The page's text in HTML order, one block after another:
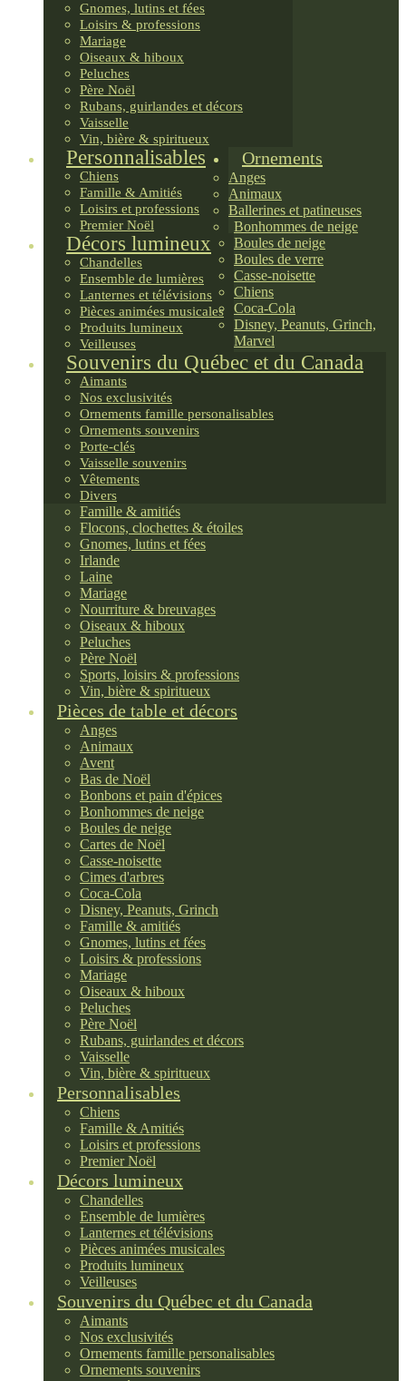
Gnomes, lutins et fées
Loisirs & professions
Mariage
Oiseaux & hiboux
Peluches
Père Noël
Rubans, guirlandes et décors
Vaisselle
Vin, bière & spiritueux
Personnalisables
Chiens
Famille & Amitiés
Loisirs et professions
Premier Noël
Décors lumineux
Chandelles
Ensemble de lumières
Lanternes et télévisions
Pièces animées musicales
Produits lumineux
Veilleuses
Souvenirs du Québec et du Canada
Aimants
Nos exclusivités
Ornements famille personalisables
Ornements souvenirs
Porte-clés
Vaisselle souvenirs
Vêtements
Divers
Ornements
Anges
Animaux
Ballerines et patineuses
Bonhommes de neige
Boules de neige
Boules de verre
Casse-noisette
Chiens
Coca-Cola
Disney, Peanuts, Grinch,
Marvel
Famille & amitiés
Flocons, clochettes & étoiles
Gnomes, lutins et fées
Irlande
Laine
Mariage
Nourriture & breuvages
Oiseaux & hiboux
Peluches
Père Noël
Sports, loisirs & professions
Vin, bière & spiritueux
Pièces de table et décors
Anges
Animaux
Avent
Bas de Noël
Bonbons et pain d'épices
Bonhommes de neige
Boules de neige
Cartes de Noël
Casse-noisette
Cimes d'arbres
Coca-Cola
Disney, Peanuts, Grinch
Famille & amitiés
Gnomes, lutins et fées
Loisirs & professions
Mariage
Oiseaux & hiboux
Peluches
Père Noël
Rubans, guirlandes et décors
Vaisselle
Vin, bière & spiritueux
Personnalisables
Chiens
Famille & Amitiés
Loisirs et professions
Premier Noël
Décors lumineux
Chandelles
Ensemble de lumières
Lanternes et télévisions
Pièces animées musicales
Produits lumineux
Veilleuses
Souvenirs du Québec et du Canada
Aimants
Nos exclusivités
Ornements famille personalisables
Ornements souvenirs